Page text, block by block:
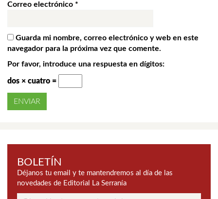
Correo electrónico *
Guarda mi nombre, correo electrónico y web en este
navegador para la próxima vez que comente.
Por favor, introduce una respuesta en dígitos:
dos × cuatro =
BOLETÍN
Déjanos tu email y te mantendremos al día de las
novedades de Editorial La Serranía